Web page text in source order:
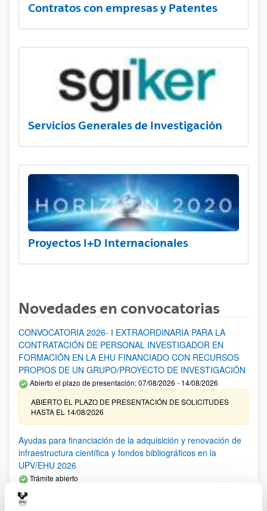
Contratos con empresas y Patentes
Servicios Generales de Investigación
Proyectos I+D Internacionales
Novedades en convocatorias
CONVOCATORIA 2026- I EXTRAORDINARIA PARA LA
CONTRATACIÓN DE PERSONAL INVESTIGADOR EN
FORMACIÓN EN LA EHU FINANCIADO CON RECURSOS
PROPIOS DE UN GRUPO/PROYECTO DE INVESTIGACIÓN
Abierto el plazo de presentación: 07/08/2026 - 14/08/2026
ABIERTO EL PLAZO DE PRESENTACIÓN DE SOLICITUDES
HASTA EL 14/08/2026
Ayudas para financiación de la adquisición y renovación de
infraestructura científica y fondos bibliográficos en la
UPV/EHU 2026
Trámite abierto